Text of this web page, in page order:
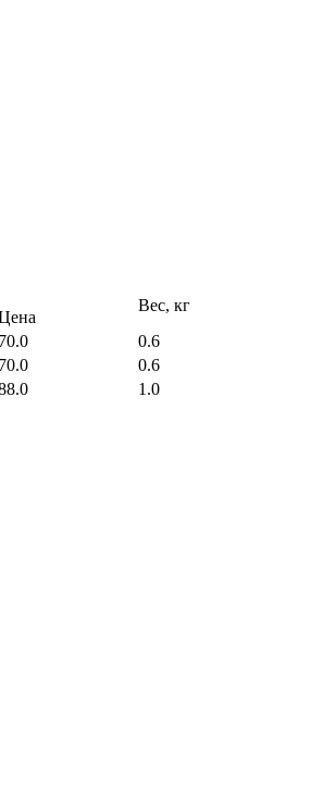
Вес, кг
70.0
0.6
70.0
0.6
1.0